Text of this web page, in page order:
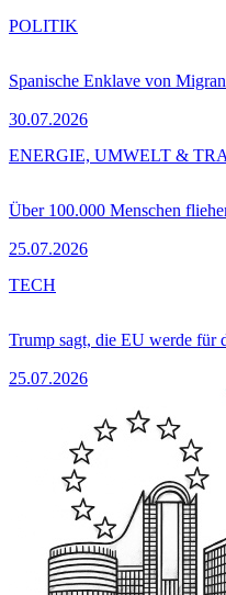
Spanische Enklave von
30.07.2026
POLITIK
Über 100.000 Menschen
25.07.2026
ENERGIE, UMWELT &
Trump sagt, die EU werde für
25.07.2026
TECH